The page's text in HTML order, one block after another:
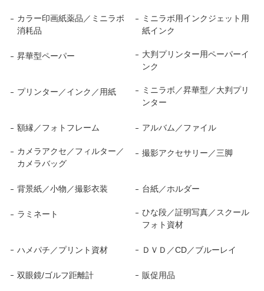
カラー印画紙薬品／ミニラボ
消耗品
ミニラボ用インクジェット用
紙インク
昇華型ペーパー
大判プリンター用ペーパーイ
ンク
プリンター／インク／用紙
ミニラボ／昇華型／大判プリ
ンター
額縁／フォトフレーム アルバム／ファイル
カメラアクセ／フィルター／
カメラバッグ
撮影アクセサリー／三脚
背景紙／小物／撮影衣装 台紙／ホルダー
ラミネート
ひな段／証明写真／スクール
フォト資材
ハメパチ／プリント資材 ＤＶＤ／CD／ブルーレイ
双眼鏡/ゴルフ距離計 販促用品